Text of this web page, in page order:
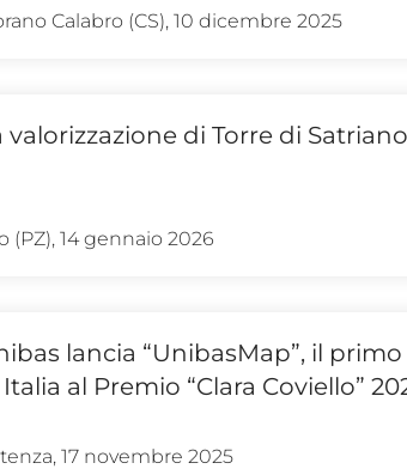
Calabro (CS), 10 dicembre 2025
valorizzazione di Torre di
(PZ), 14 gennaio 2026
lancia “UnibasMap”, il
al Premio “Clara Coviello”
17 novembre 2025